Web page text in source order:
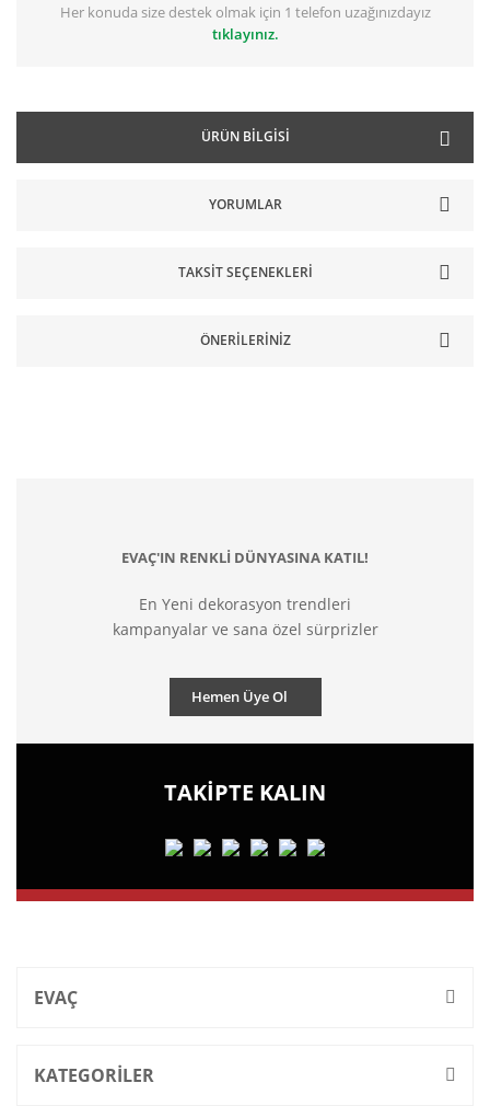
Her konuda size destek olmak için 1 telefon uzağınızdayız
tıklayınız.
ÜRÜN BILGISI
YORUMLAR
TAKSIT SEÇENEKLERI
ÖNERILERINIZ
EVAÇ'IN RENKLİ DÜNYASINA KATIL!
En Yeni dekorasyon trendleri
kampanyalar ve sana özel sürprizler
Hemen Üye Ol
TAKİPTE KALIN
EVAÇ
KATEGORİLER